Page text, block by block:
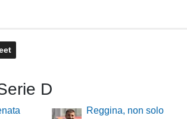
D
Reggina, non solo